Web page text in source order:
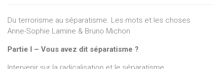
Du terrorisme au séparatisme. Les mots et les choses
Anne-Sophie Lamine & Bruno Michon
Partie I – Vous avez dit séparatisme ?